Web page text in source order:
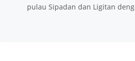
pulau Sipadan dan Ligitan